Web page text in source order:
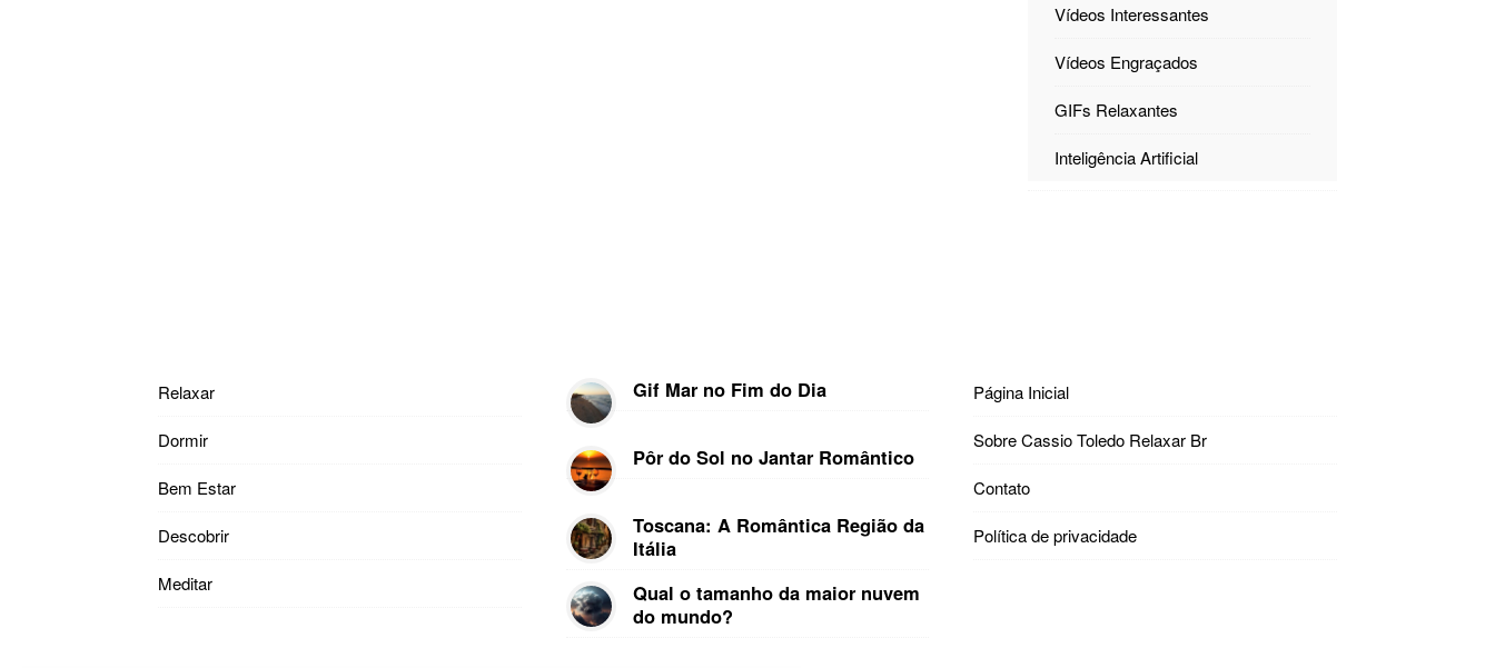
Vídeos Interessantes
Vídeos Engraçados
GIFs Relaxantes
Inteligência Artificial
Relaxar
Dormir
Bem Estar
Descobrir
Meditar
Gif Mar no Fim do Dia
Pôr do Sol no Jantar Romântico
Toscana: A Romântica Região da
Itália
Qual o tamanho da maior nuvem
do mundo?
Página Inicial
Sobre Cassio Toledo Relaxar Br
Contato
Política de privacidade